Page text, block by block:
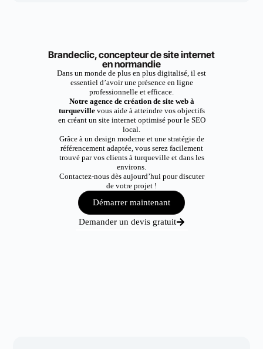
Brandeclic, concepteur de site internet
en normandie
Dans un monde de plus en plus digitalisé, il est
essentiel d’avoir une présence en ligne
professionnelle et efficace.
Notre agence de création de site web à
turquevillevous aide à atteindre vos objectifs
en créant un site internet optimisé pour le SEO
local.
Grâce à un design moderne et une stratégie de
référencement adaptée, vous serez facilement
trouvé par vos clients à turqueville et dans les
environs.
Contactez-nous dès aujourd’hui pour discuter
de votre projet !
Démarrer maintenant
Demander un devis gratuit